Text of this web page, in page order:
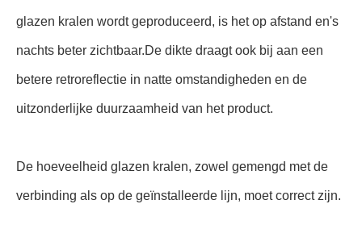
glazen kralen wordt geproduceerd, is het op afstand en's
nachts beter zichtbaar.De dikte draagt ook bij aan een
betere retroreflectie in natte omstandigheden en de
uitzonderlijke duurzaamheid van het product.
De hoeveelheid glazen kralen, zowel gemengd met de
verbinding als op de geïnstalleerde lijn, moet correct zijn.